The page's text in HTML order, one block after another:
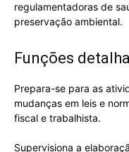
regulamentadoras de
preservação ambiental.
Funções
Prepara-se para as
mudanças em leis e
fiscal e trabalhista.
Supervisiona a